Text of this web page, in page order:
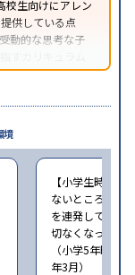
校生向けにアレン
供している点
動的な思考な子
すカリキュラム
の特別講座とし
上の、子どもの
【小学生時の通
ないところがあ
を連発していた
切なくなった。
（小学5年時に
年3月）
境